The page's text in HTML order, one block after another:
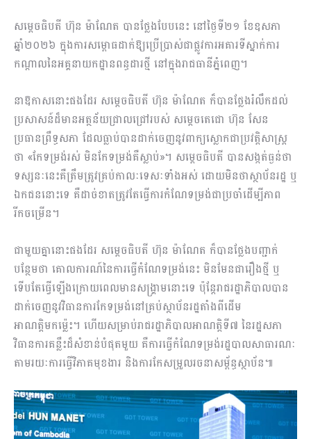
សម្តេចធិបតី ហ៊ុន ម៉ាណែត បានថ្លែងបែបនេះ នៅថ្ងៃទី២១ ខែឧសភា
ឆ្នាំ២០២៦ ក្នុងការសម្ពោធដាក់ឱ្យប្រើប្រាស់ជាផ្លូវការអគារទីស្នាក់ការ
កណ្តាលនៃអគ្គនាយកដ្ឋានពន្ធដារថ្មី នៅក្នុងរាជធានីភ្នំពេញ។
នាឱកាសនោះផងដែរ សម្តេចធិបតី ហ៊ុន ម៉ាណែត ក៏បានថ្លែងរំលឹកដល់
ប្រសាសន៍ដ៏មានអត្ថន័យជ្រាលជ្រៅរបស់ សម្តេចតេជោ ហ៊ុន សែន
ប្រធានព្រឹទ្ធសភា ដែលធ្លាប់បានដាក់ចេញនូវពាក្យស្លោកជាប្រវត្តិសាស្ត្រ
ថា «កែទម្រង់រស់ មិនកែទម្រង់គឺស្លាប់»។ សម្តេចធិបតី បានសង្កត់ធ្ងន់ថា
ទស្សនៈនេះគឺត្រឹមត្រូវគ្រប់កាលៈទេសៈទាំងអស់ ដោយមិនថាស្ថាប័នរដ្ឋ ឬ
ឯកជននោះទេ គឺដាច់ខាតត្រូវតែធ្វើការកំណែទម្រង់ជាប្រចាំដើម្បីភាព
រីកចម្រើន។
ជាមួយគ្នានោះផងដែរ សម្តេចធិបតី ហ៊ុន ម៉ាណែត ក៏បានថ្លែងបញ្ជាក់
បន្ថែមថា គោលការណ៍នៃការធ្វើកំណែទម្រង់នេះ មិនមែនជារឿងថ្មី ឬ
ទើបតែធ្វើឡើងក្រោយពេលមានសង្គ្រាមនោះទេ ប៉ុន្តែរាជរដ្ឋាភិបាលបាន
ដាក់ចេញនូវវិធានការកែទម្រង់នៅគ្រប់ស្ថាប័នរដ្ឋតាំងពីដើម
អាណត្តិមកម៉្លេះ។ ហើយសម្រាប់រាជរដ្ឋាភិបាលអាណត្តិទី៧ នៃរដ្ឋសភា
វិធានការគន្លឹះដ៏សំខាន់បំផុតមួយ គឺការធ្វើកំណែទម្រង់រដ្ឋបាលសាធារណៈ
តាមរយៈការធ្វើវិភាគមុខងារ និងការកែសម្រួលរចនាសម្ព័ន្ធស្ថាប័ន៕